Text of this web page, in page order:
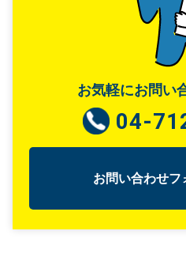
お気軽にお問い
04-
お問い合わせフ